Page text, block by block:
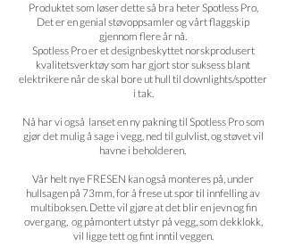
Produktet som løser dette så bra heter Spotless Pro,
Det er en genial støvoppsamler og vårt flaggskip
gjennom flere år nå.
Spotless Pro er et designbeskyttet norskprodusert
kvalitetsverktøy som har gjort stor suksess blant
elektrikere når de skal bore ut hull til downlights/spotter
i tak.
Nå har vi også lanset en ny pakning til Spotless Pro som
gjør det mulig å sage i vegg, ned til gulvlist, og støvet vil
havne i beholderen.
Vår helt nye FRESEN kan også monteres på, under
hullsagen på 73mm, for å frese ut spor til innfelling av
multiboksen. Dette vil gjøre at det blir en jevn og fin
overgang, og påmontert utstyr på vegg, som dekklokk,
vil ligge tett og fint inntil veggen.